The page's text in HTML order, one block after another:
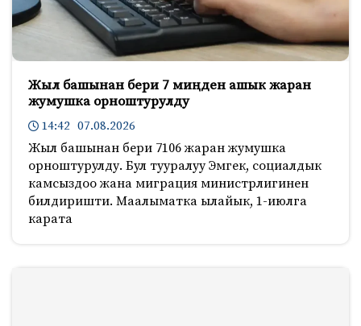
Жыл башынан бери 7 миңден ашык жаран
жумушка орноштурулду
14:42 07.08.2026
Жыл башынан бери 7106 жаран жумушка
орноштурулду. Бул тууралуу Эмгек, социалдык
камсыздоо жана миграция министрлигинен
билдиришти. Маалыматка ылайык, 1-июлга
карата